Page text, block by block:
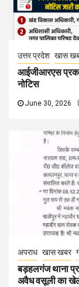
उत्तर प्रदेश खास
आईजीआरएस
नोटिस
June 30, 2026
अपराध खास खबर
बड़हलगंज थाना
अवैध वसूली का